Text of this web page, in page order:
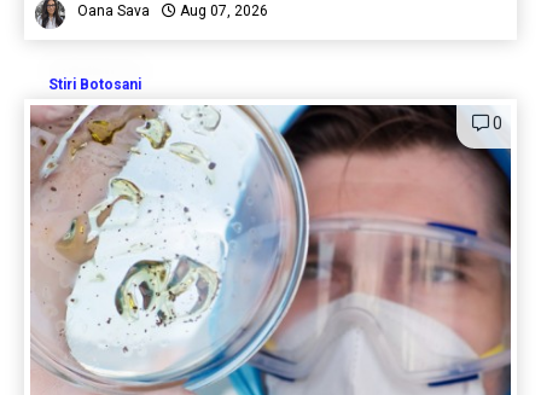
Oana Sava Aug 07, 2026
Stiri Botosani
0